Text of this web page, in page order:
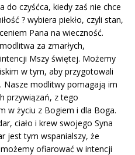
czyśćca, kiedy zaś nie chce
? wybiera piekło, czyli stan,
Pana na wieczność.
za zmarłych,
Mszy świętej. Możemy
w tym, aby przygotowali
Nasze modlitwy pomagają im
przywiązań, z tego
w życiu z Bogiem i dla Boga.
ciało i krew swojego Syna
jest tym wspanialszy, że
ofiarować w intencji